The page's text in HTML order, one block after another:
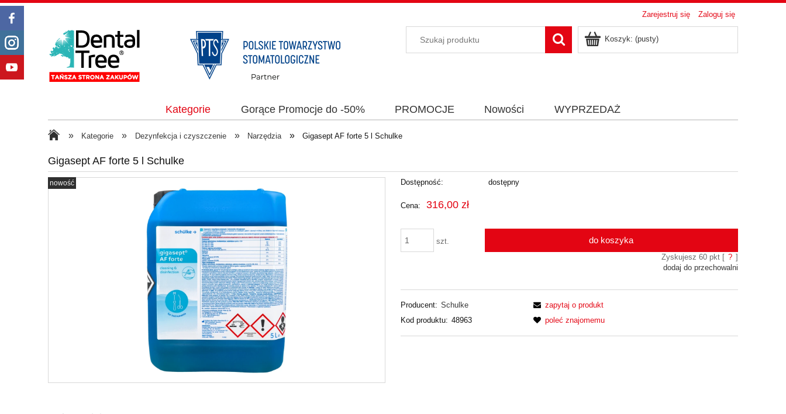
Zarejestruj się Zaloguj się
Koszyk: (pusty)
Kategorie Gorące Promocje do -50% PROMOCJE Nowości WYPRZEDAŻ
» Kategorie » Dezynfekcja i czyszczenie » Narzędzia » Gigasept AF forte 5 l Schulke
Gigasept AF forte 5 l Schulke
nowość Dostępność: dostępny
Cena: 316,00 zł
szt. do koszyka
Zyskujesz 60pkt [ ? ]
dodaj do przechowalni
Producent: Schulke
Kod produktu: 48963
zapytaj o produkt
poleć znajomemu